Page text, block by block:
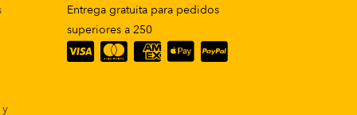
Entrega gratuita para pedidos
superiores a 250